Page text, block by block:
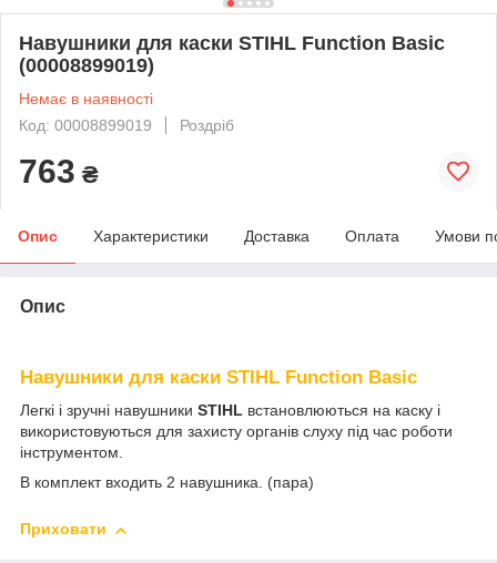
Навушники для каски STIHL Function Basic
(00008899019)
Немає в наявності
Код: 00008899019
Роздріб
763 ₴
Опис Характеристики Доставка Оплата Умови
Опис
Навушники для каски STIHL Function Basic
Легкі і зручні навушники STIHL встановлюються на каску і
використовуються для захисту органів слуху під час роботи
інструментом.
В комплект входить 2 навушника. (пара)
Приховати